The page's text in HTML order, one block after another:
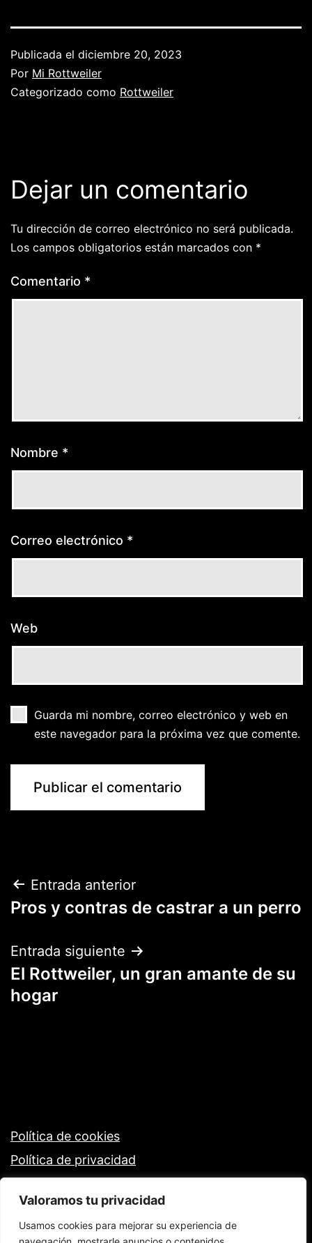
Valoramos tu privacidad
Usamos cookies para mejorar su experiencia de
Publicada el diciembre 20, 2023
Por Mi Rottweiler
Categorizado como Rottweiler
Dejar un comentario
Tu dirección de correo electrónico no será publicada.
Los campos obligatorios están marcados con *
Comentario *
Nombre *
Correo electrónico *
Web
Guarda mi nombre, correo electrónico y web en
este navegador para la próxima vez que comente.
Navegación
de
entradas
Entrada anterior
Pros y contras de castrar a un perro
Entrada siguiente
El Rottweiler, un gran amante de su
hogar
Política de cookies
Política de privacidad